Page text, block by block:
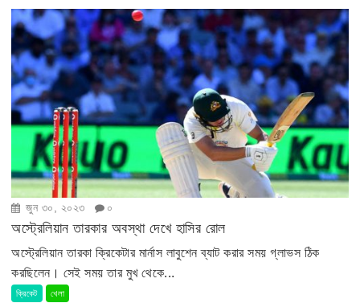
জুন ৩০, ২০২৩ ০
অস্ট্রেলিয়ান তারকার অবস্থা দেখে হাসির রোল
অস্ট্রেলিয়ান তারকা ক্রিকেটার মার্নাস লাবুশেন ব্যাট করার সময় গ্লাভস ঠিক
করছিলেন। সেই সময় তার মুখ থেকে...
ক্রিকেট খেলা